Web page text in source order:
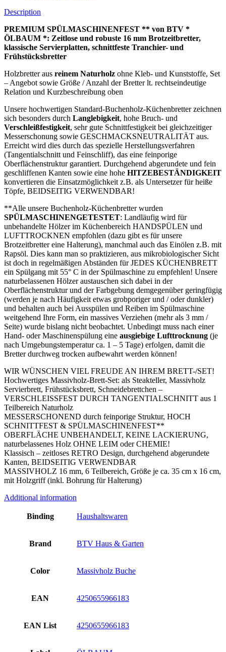
Description
PREMIUM SPÜLMASCHINENFEST ** von BTV *
ÖLBAUM *: Zeitlose und robuste 16 mm Brotzeitbretter,
klassische Servierplatten, schnittfeste Tranchier- und
Frühstücksbretter
Holzbretter aus reinem Naturholz ohne Kleb- und Kunststoffe, Set
– Angebot sowie Größe / Anzahl der Bretter lt. rechtseindeutige
Relation und Kurzbeschreibung oben
Unsere hochwertigen Standard-Buchenholz-Küchenbretter zeichnen
sich besonders durch Langlebigkeit, hohe Bruch- und
Verschleißfestigkeit, sehr gute Schnittfestigkeit bei gleichzeitiger
Messerschonung sowie GESCHMACKSNEUTRALITÄT aus.
Erreicht wird dies durch das spezielle Herstellungsverfahren
(Tangentialschnitt und Feinschliff), das eine feinporige
Oberflächenstruktur garantiert. Durchgehend abgerundete und fein
geschliffenen Kanten sowie eine hohe HITZEBESTÄNDIGKEIT
konvertieren die Einsatzmöglichkeit z.B. als Untersetzer für heiße
Töpfe, BEIDSEITIG VERWENDBAR!
**Alle unsere Buchenholz-Küchenbretter wurden
SPÜLMASCHINENGETESTET: Landläufig wird für
unbehandelte Hölzer im Küchenbereich HANDSPÜLEN und
LUFTTROCKNEN empfohlen (dazu gibt es für unsere
Brotzeitbretter eine Halterung), manchmal auch das Einölen z.B. mit
Rapsöl. Dies kann man so praktizieren, aus mikrobiologischer Sicht
ist doch in regelmäßigen Abständen für JEDES KÜCHENBRETT
ein Spülgang mit 55° C in der Spülmaschine zu empfehlen! Unsere
naturbelassenen Hölzer austauschen sich dabei in der
Oberflächenstruktur und der Farbgebung demgegenüber geringfügig
(werden je nach Häufigkeit etwas grobporiger und / oder dunkler)
und behalten auch bei Ausspülen und Reiben im Spülmaschine
weitgehend Ihre Form, ein massives Verziehen (mehr als 3 mm /
Seite) wurde bislang nicht beobachtet. Unbedingt muss nach einer
Hand- oder Maschinenspülung eine ausgiebige Lufttrocknung (je
nach Umgebungstemperatur ca. 1 – 5 Tage) erfolgen, damit die
Bretter durchweg trocken aufbewahrt werden können!
WIR WÜNSCHEN VIEL FREUDE AN IHREM BRETT-/SET!
Hochwertiges Massivholz-Brett-Set: als Steakteller, Massivholz
Servierbrett, Frühstücksbrett, Schneidebrettchen –
VERSCHLEISSFEST DURCH TANGENTIALSCHNITT aus 1
Teilbereich Naturholz
MESSERSCHONEND durch feinporige Struktur, HOCH
SCHNITTFEST & SPÜLMASCHINENFEST**
OBERFLÄCHE UNBEHANDELT, KEINE LACKIERUNG,
naturbelassenes Holz OHNE LEIM oder CHEMIE!
Klassisch – zeitloses RETRO Design, durchgehend abgerundete
Kanten, BEIDSEITIG VERWENDBAR
MASSIVHOLZ 16 mm, 6 Teilbereich, Größe je ca. 35 cm x 16 cm,
mit Holzgriff (inkl. Bohrung für Halterung)
Additional information
Binding Haushaltswaren
Brand BTV Haus & Garten
Color Massivholz Buche
EAN 4250655966183
EAN List 4250655966183